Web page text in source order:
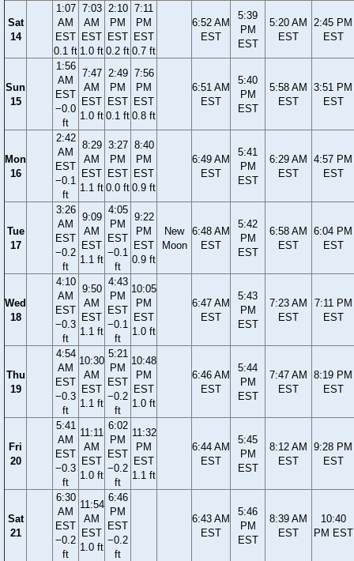
Sat
14
1:07
AM
EST
0.1 ft
7:03
AM
EST
1.0 ft
2:10
PM
EST
0.2 ft
7:11
PM
EST
0.7 ft
6:52 AM
EST
5:39
PM
EST
5:20 AM
EST
2:45 PM
EST
Sun
15
1:56
AM
EST
−0.0
ft
7:47
AM
EST
1.0 ft
2:49
PM
EST
0.1 ft
7:56
PM
EST
0.8 ft
6:51 AM
EST
5:40
PM
EST
5:58 AM
EST
3:51 PM
EST
Mon
16
2:42
AM
EST
−0.1
ft
8:29
AM
EST
1.1 ft
3:27
PM
EST
0.0 ft
8:40
PM
EST
0.9 ft
6:49 AM
EST
5:41
PM
EST
6:29 AM
EST
4:57 PM
EST
Tue
17
3:26
AM
EST
−0.2
ft
9:09
AM
EST
1.1 ft
4:05
PM
EST
−0.1
ft
9:22
PM
EST
0.9 ft
New
Moon
6:48 AM
EST
5:42
PM
EST
6:58 AM
EST
6:04 PM
EST
Wed
18
4:10
AM
EST
−0.3
ft
9:50
AM
EST
1.1 ft
4:43
PM
EST
−0.1
ft
10:05
PM
EST
1.0 ft
6:47 AM
EST
5:43
PM
EST
7:23 AM
EST
7:11 PM
EST
Thu
19
4:54
AM
EST
−0.3
ft
10:30
AM
EST
1.1 ft
5:21
PM
EST
−0.2
ft
10:48
PM
EST
1.0 ft
6:46 AM
EST
5:44
PM
EST
7:47 AM
EST
8:19 PM
EST
Fri
20
5:41
AM
EST
−0.3
ft
11:11
AM
EST
1.0 ft
6:02
PM
EST
−0.2
ft
11:32
PM
EST
1.1 ft
6:44 AM
EST
5:45
PM
EST
8:12 AM
EST
9:28 PM
EST
Sat
21
6:30
AM
EST
−0.2
ft
11:54
AM
EST
1.0 ft
6:46
PM
EST
−0.2
ft
6:43 AM
EST
5:46
PM
EST
8:39 AM
EST
10:40
PM EST